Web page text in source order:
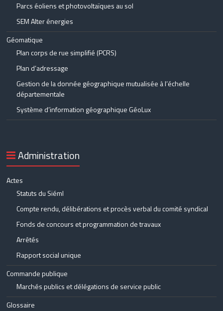
Parcs éoliens et photovoltaïques au sol
SEM Alter énergies
Géomatique
Plan corps de rue simplifié (PCRS)
Plan d’adressage
Gestion de la donnée géographique mutualisée à l’échelle
départementale
Système d’information géographique GéoLux
Administration
Actes
Statuts du Siéml
Compte rendu, délibérations et procès verbal du comité syndical
Fonds de concours et programmation de travaux
Arrêtés
Rapport social unique
Commande publique
Marchés publics et délégations de service public
Glossaire